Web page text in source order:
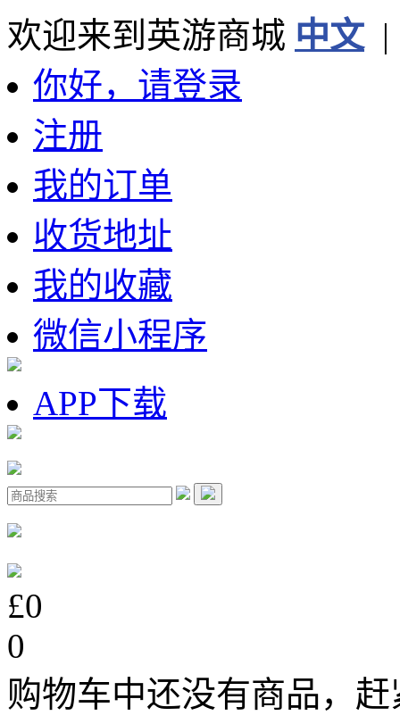
欢迎来到英游商城 中文
你好，请登录
注册
我的订单
收货地址
我的收藏
微信小程序
APP下载
£0
0
购物车中还没有商品，